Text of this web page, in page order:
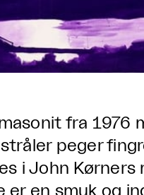
fra 1976
peger
i John
er en smuk og